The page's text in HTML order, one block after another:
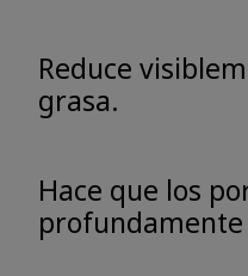
Reduce
grasa.
Hace que los